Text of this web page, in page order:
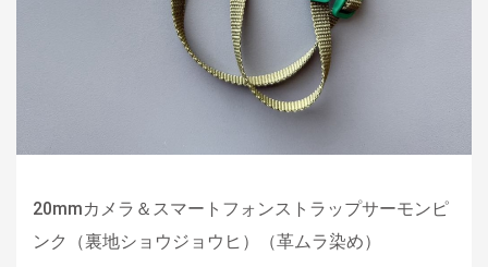
20mmカメラ＆スマートフォンストラップサーモンピ
ンク（裏地ショウジョウヒ）（革ムラ染め）